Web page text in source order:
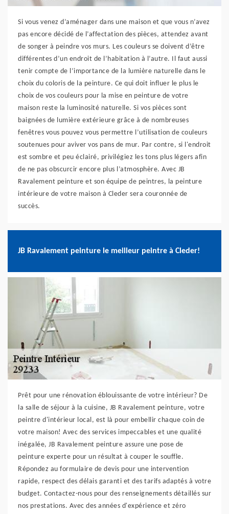
Si vous venez d’aménager dans une maison et que vous n’avez
pas encore décidé de l’affectation des pièces, attendez avant
de songer à peindre vos murs. Les couleurs se doivent d’être
différentes d’un endroit de l’habitation à l’autre. Il faut aussi
tenir compte de l’importance de la lumière naturelle dans le
choix du coloris de la peinture. Ce qui doit influer le plus le
choix de vos couleurs pour la mise en peinture de votre
maison reste la luminosité naturelle. Si vos pièces sont
baignées de lumière extérieure grâce à de nombreuses
fenêtres vous pouvez vous permettre l’utilisation de couleurs
soutenues pour aviver vos pans de mur. Par contre, si l'endroit
est sombre et peu éclairé, privilégiez les tons plus légers afin
de ne pas obscurcir encore plus l’atmosphère. Avec JB
Ravalement peinture et son équipe de peintres, la peinture
intérieure de votre maison à Cleder sera couronnée de
succès.
JB Ravalement peinture le meilleur peintre à Cleder!
Prêt pour une rénovation éblouissante de votre intérieur? De
la salle de séjour à la cuisine, JB Ravalement peinture, votre
peintre d'intérieur local, est là pour embellir chaque coin de
votre maison! Avec des services impeccables et une qualité
inégalée, JB Ravalement peinture assure une pose de
peinture experte pour un résultat à couper le souffle.
Répondez au formulaire de devis pour une intervention
rapide, respect des délais garanti et des tarifs adaptés à votre
budget. Contactez-nous pour des renseignements détaillés sur
nos prestations. Avec des années d'expérience et zéro